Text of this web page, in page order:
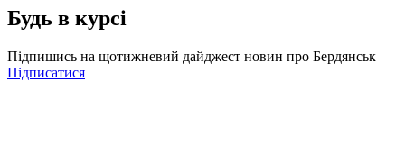
Будь в курсі
Підпишись на щотижневий дайджест новин про Бердянськ
Підписатися